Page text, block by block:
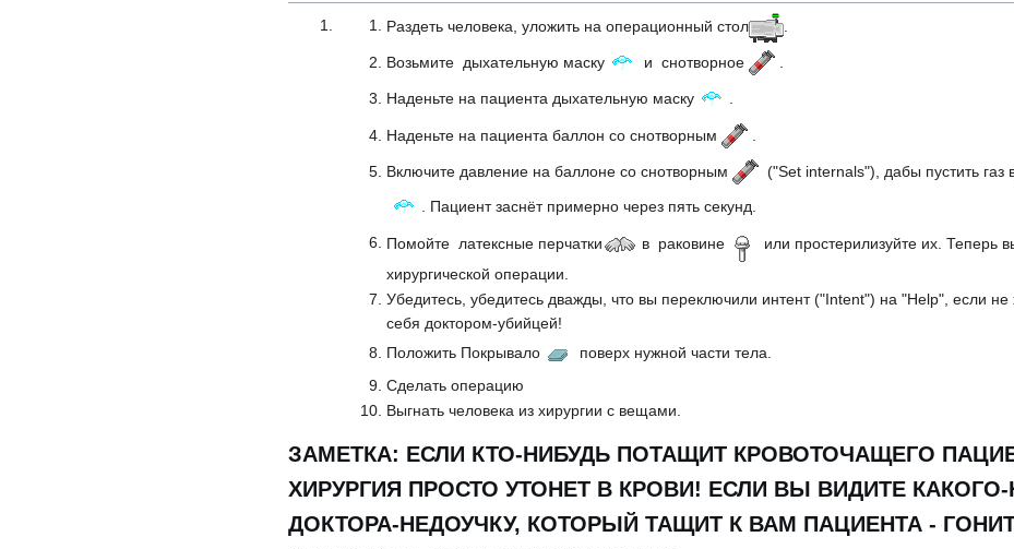
Раздеть человека, уложить на операционный стол .
Возьмите дыхательную маску и снотворное
Наденьте на пациента дыхательную маску
Наденьте на пациента баллон со снотворным
Включите давление на баллоне со снотворным
("Set internals"), дабы пустить газ
. Пациент заснёт примерно через пять секунд.
Помойте латексные перчатки в раковине
или простерилизуйте их. Теперь
хирургической операции.
Убедитесь, убедитесь дважды, что вы переключили интент ("Intent") на "Help", если не
себя доктором-убийцей!
Положить Покрывало
поверх нужной части тела.
Сделать операцию
Выгнать человека из хирургии с вещами.
ЗАМЕТКА: ЕСЛИ КТО-НИБУДЬ ПОТАЩИТ КРОВОТОЧАЩЕГО
ХИРУРГИЯ ПРОСТО УТОНЕТ В КРОВИ! ЕСЛИ ВЫ ВИДИТЕ КАКОГО-
ДОКТОРА-НЕДОУЧКУ, КОТОРЫЙ ТАЩИТ К ВАМ ПАЦИЕНТА -